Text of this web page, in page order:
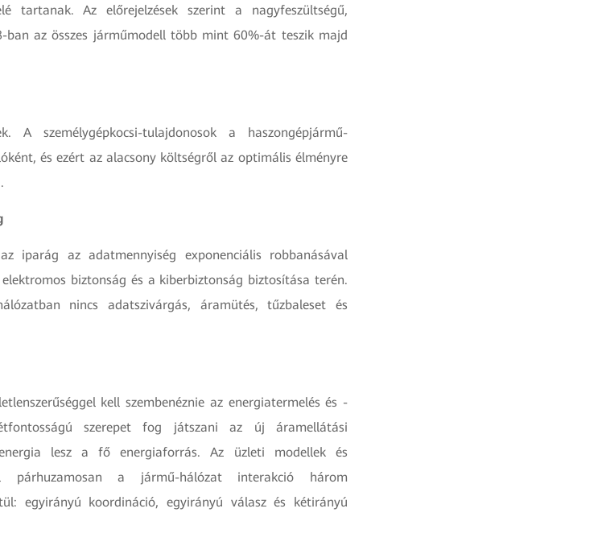
tartanak. Az előrejelzések szerint a nagyfeszültségű,
az összes járműmodell több mint 60%-át teszik majd
A személygépkocsi-tulajdonosok a haszongépjármű-
és ezért az alacsony költségről az optimális élményre
iparág az adatmennyiség exponenciális robbanásával
biztonság és a kiberbiztonság biztosítása terén.
nincs adatszivárgás, áramütés, tűzbaleset és
kell szembenéznie az energiatermelés és -
szerepet fog játszani az új áramellátási
lesz a fő energiaforrás. Az üzleti modellek és
párhuzamosan a jármű-hálózat interakció három
egyirányú koordináció, egyirányú válasz és kétirányú